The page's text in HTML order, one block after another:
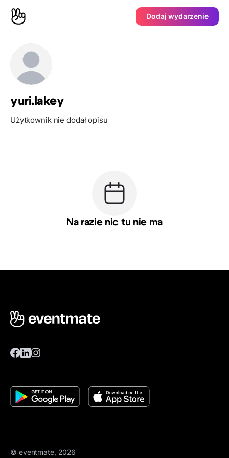
Dodaj wydarzenie
yuri.lakey
Użytkownik nie dodał opisu
Na razie nic tu nie ma
© eventmate, 2026